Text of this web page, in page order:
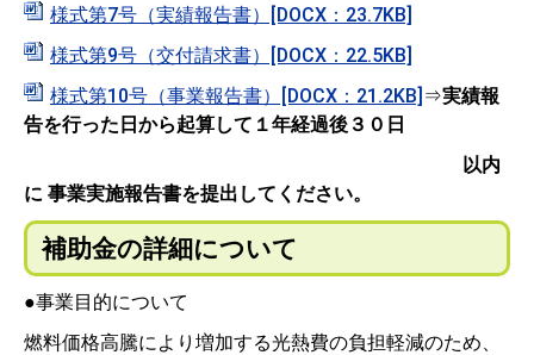
様式第7号（実績報告書）[DOCX：23.7KB]
様式第9号（交付請求書）[DOCX：22.5KB]
様式第10号（事業報告書）[DOCX：21.2KB] ⇒実績報
告を行った日から起算して１年経過後３０日
以内
に 事業実施報告書を提出してください。
補助金の詳細について
●事業目的について
燃料価格高騰により増加する光熱費の負担軽減のため、